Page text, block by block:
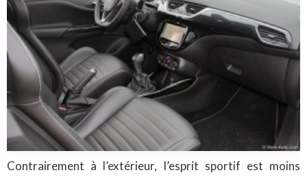
Contrairement à l’extérieur, l’esprit sportif est moins